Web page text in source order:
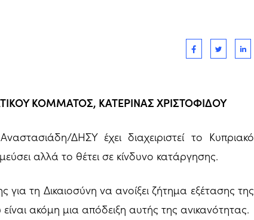
ΚΟΜΜΑΤΟΣ, ΚΑΤΕΡΙΝΑΣ ΧΡΙΣΤΟΦΙΔΟΥ
ΔΗΣΥ έχει διαχειριστεί το Κυπριακό
αλλά το θέτει σε κίνδυνο κατάργησης.
τη Δικαιοσύνη να ανοίξει ζήτημα εξέτασης της
ακόμη μια απόδειξη αυτής της ανικανότητας.